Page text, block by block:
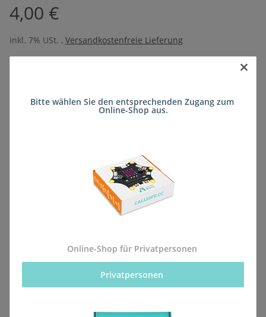
4,00 €
inkl. 7% USt. , Versandkostenfreie Lieferung
Lieferzeit:ca. 5 Wochen(DE - kein
Beschreibung
Alle Bestellungen für dieses Produkt werden direkt an
die Schule (Private Grund- und Hauptschule Propstey
×
Bitte wählen Sie den entsprechenden Zugang zum
Online-Shop aus.
Online-Shop für Privatpersonen
Privatpersonen